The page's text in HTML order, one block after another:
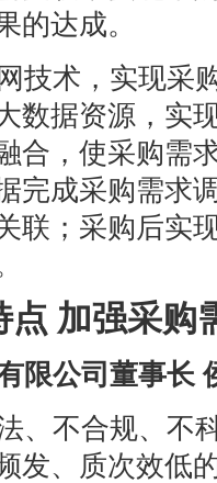
的达成。
技术，实现采
数据资源，实
合，使采购需
完成采购需求
联；采购后实
点 加强采购
限公司董事长
、不合规、不
发、质次效低